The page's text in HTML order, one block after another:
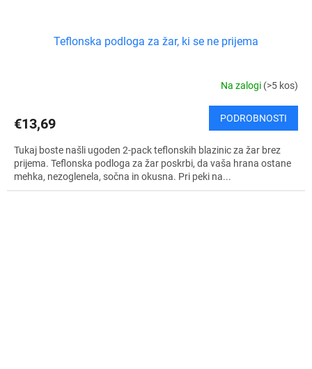
Teflonska podloga za žar, ki se ne prijema
Na zalogi (>5 kos)
€13,69 PODROBNOSTI
Tukaj boste našli ugoden 2-pack teflonskih blazinic za žar brez
prijema. Teflonska podloga za žar poskrbi, da vaša hrana ostane
mehka, nezoglenela, sočna in okusna. Pri peki na...